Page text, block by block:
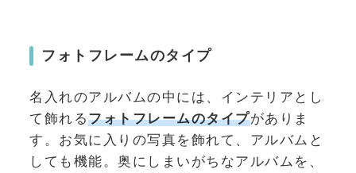
フォトフレームのタイプ
名入れのアルバムの中には、インテリアとし
て飾れるフォトフレームのタイプがありま
す。お気に入りの写真を飾れて、アルバムと
しても機能。奥にしまいがちなアルバムを、